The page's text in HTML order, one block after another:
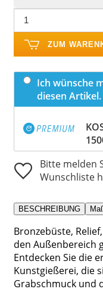
ZUM
Ich wünsche
diesen Artikel.
Bitte melden
Wunschliste
BESCHREIBUNG
Bronzebüste,
den Außenbereich
Entdecken Sie die
Kunstgießerei, die
Grabschmuck und